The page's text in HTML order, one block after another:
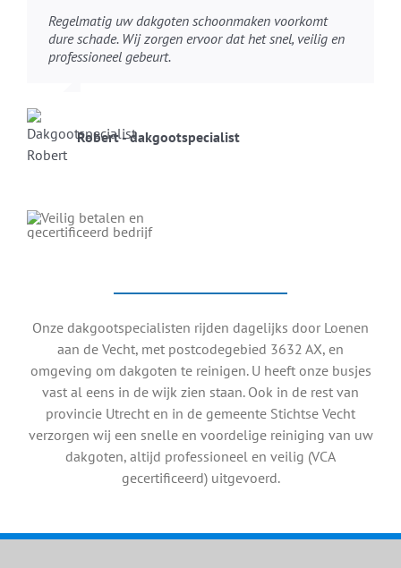
Regelmatig uw dakgoten schoonmaken voorkomt
dure schade. Wij zorgen ervoor dat het snel, veilig en
professioneel gebeurt.
Robert - dakgootspecialist
Onze dakgootspecialisten rijden dagelijks door Loenen
aan de Vecht, met postcodegebied 3632 AX, en
omgeving om dakgoten te reinigen. U heeft onze busjes
vast al eens in de wijk zien staan. Ook in de rest van
provincie Utrecht en in de gemeente Stichtse Vecht
verzorgen wij een snelle en voordelige reiniging van uw
dakgoten, altijd professioneel en veilig (VCA
gecertificeerd) uitgevoerd.